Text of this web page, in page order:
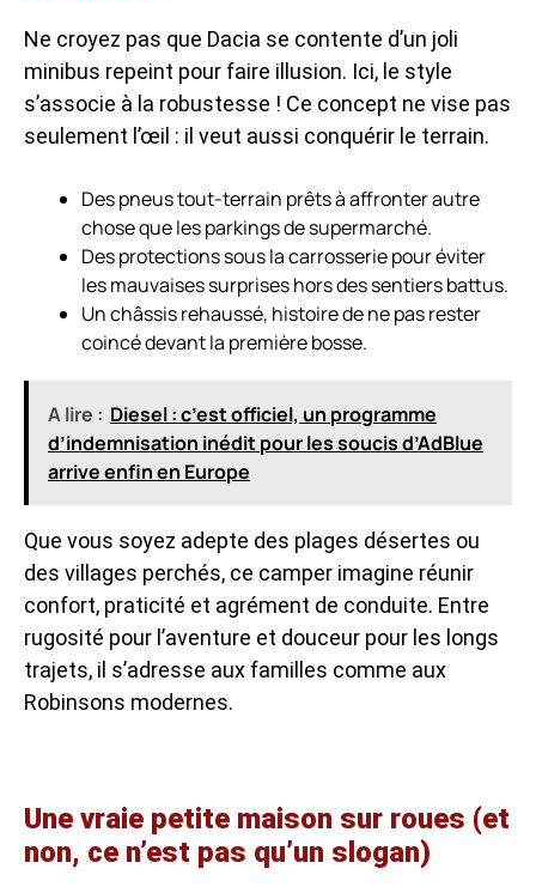
Ne croyez pas que Dacia se contente d’un joli
minibus repeint pour faire illusion. Ici, le style
s’associe à la robustesse ! Ce concept ne vise pas
seulement l’œil : il veut aussi conquérir le terrain.
Des pneus tout-terrain prêts à affronter autre
chose que les parkings de supermarché.
Des protections sous la carrosserie pour éviter
les mauvaises surprises hors des sentiers battus.
Un châssis rehaussé, histoire de ne pas rester
coincé devant la première bosse.
A lire : Diesel : c’est officiel, un programme
d’indemnisation inédit pour les soucis d’AdBlue
arrive enfin en Europe
Que vous soyez adepte des plages désertes ou
des villages perchés, ce camper imagine réunir
confort, praticité et agrément de conduite. Entre
rugosité pour l’aventure et douceur pour les longs
trajets, il s’adresse aux familles comme aux
Robinsons modernes.
Une vraie petite maison sur roues (et
non, ce n’est pas qu’un slogan)